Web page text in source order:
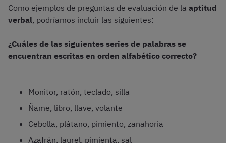
Como ejemplos de preguntas de evaluación de la aptitud
verbal, podríamos incluir las siguientes:
¿Cuáles de las siguientes series de palabras se
encuentran escritas en orden alfabético correcto?
Monitor, ratón, teclado, silla
Ñame, libro, llave, volante
Cebolla, plátano, pimiento, zanahoria
Azafrán, laurel, pimienta, sal